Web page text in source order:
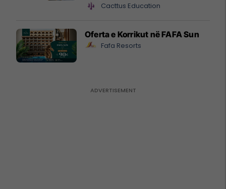
Cacttus Education
Oferta e Korrikut në FAFA Sun
Fafa Resorts